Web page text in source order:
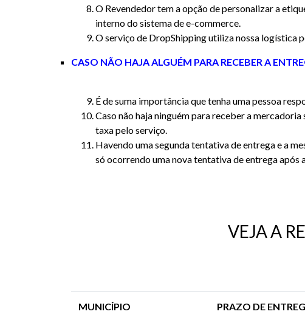
O Revendedor tem a opção de personalizar a
interno do sistema de e-commerce.
O serviço de DropShipping utiliza nossa logística
CASO NÃO HAJA ALGUÉM PARA RECEBER A
É de suma importância que tenha uma pessoa
Caso não haja ninguém para receber a
taxa pelo serviço.
Havendo uma segunda tentativa de entrega e a
só ocorrendo uma nova tentativa de entrega após
VEJA A
MUNICÍPIO PRAZO DE